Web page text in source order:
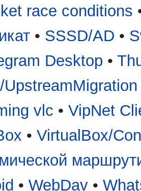
race conditions
• SSSD/AD •
Desktop •
UpstreamMigration
vlc • VipNet
• VirtualBox/
• WebDav •